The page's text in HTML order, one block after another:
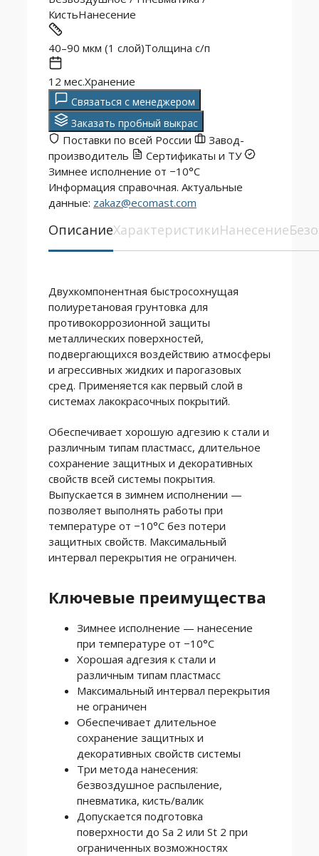
КистьНанесение
40–90 мкм (1 слой)Толщина с/п
12 мес.Хранение
Связаться с менеджером
Заказать пробный выкрас
Поставки по всей России
Завод-
производитель
Сертификаты и ТУ
Зимнее исполнение от −10°C
Информация справочная. Актуальные
данные: zakaz@ecomast.com
ОписаниеХарактеристикиНанесение
Двухкомпонентная быстросохнущая
полиуретановая грунтовка для
противокоррозионной защиты
металлических поверхностей,
подвергающихся воздействию атмосферы
и агрессивных жидких и парогазовых
сред. Применяется как первый слой в
системах лакокрасочных покрытий.
Обеспечивает хорошую адгезию к стали и
различным типам пластмасс, длительное
сохранение защитных и декоративных
свойств всей системы покрытия.
Выпускается в зимнем исполнении —
позволяет выполнять работы при
температуре от −10°C без потери
защитных свойств. Максимальный
интервал перекрытия не ограничен.
Ключевые преимущества
Зимнее исполнение — нанесение
при температуре от −10°C
Хорошая адгезия к стали и
различным типам пластмасс
Максимальный интервал перекрытия
не ограничен
Обеспечивает длительное
сохранение защитных и
декоративных свойств системы
Три метода нанесения:
безвоздушное распыление,
пневматика, кисть/валик
Допускается подготовка
поверхности до Sa 2 или St 2 при
ограниченных возможностях